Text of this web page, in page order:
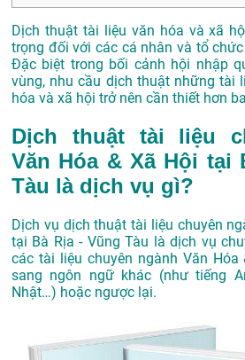
Dịch thuật tài liệu văn hóa và xã
trọng đối với các cá nhân và tổ
Đặc biệt trong bối cảnh hội nhập
vùng, nhu cầu dịch thuật những tài
hóa và xã hội trở nên cần thiết hơn
Dịch thuật tài liệu
Văn Hóa & Xã Hội tại
Tàu là dịch vụ gì?
Dịch vụ dịch thuật tài liệu chuyên
tại Bà Rịa - Vũng Tàu là dịch vụ
các tài liệu chuyên ngành Văn
sang ngôn ngữ khác (như tiếng
Nhật…) hoặc ngược lại.